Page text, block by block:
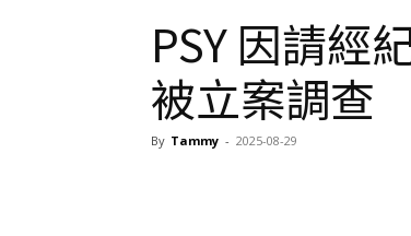
PSY 因請經
被立案調查
By Tammy - 2025-08-29